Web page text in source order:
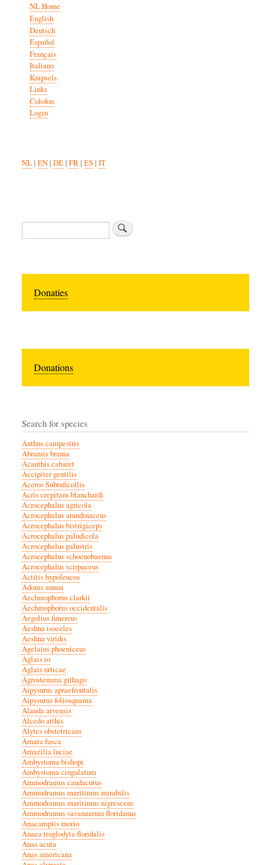
NL Home
English
Deutsch
Español
Français
Italiano
Knipsels
Links
Colofon
Login
NL| EN| DE| FR| ES| IT
Zoeken
Donaties
Donations
Search for species
Anthus campestris
Abramis brama
Acanthis cabaret
Accipiter gentilis
Aceros Subruficollis
Acris crepitans blanchardi
Acrocephalus agricola
Acrocephalus arundinaceus
Acrocephalus bistrigiceps
Acrocephalus paludicola
Acrocephalus palustris
Acrocephalus schoenobaenus
Acrocephalus scirpaceus
Actitis hypoleucos
Adonis annua
Aechmophorus clarkii
Aechmophorus occidentalis
Aegolius funereus
Aeshna isoceles
Aeshna viridis
Agelaius phoeniceus
Aglais io
Aglais urticae
Agrostemma githago
Aipysurus apraefrontalis
Aipysurus foliosquama
Alauda arvensis
Alcedo atthis
Alytes obstetricans
Amara fusca
Amazilia luciae
Ambystoma bishopi
Ambystoma cingulatum
Ammodramus caudacutus
Ammodramus maritimus mirabilis
Ammodramus maritimus nigrescens
Ammodramus savannarum floridanus
Anacamptis morio
Anaea troglodyta floridalis
Anas acuta
Anas americana